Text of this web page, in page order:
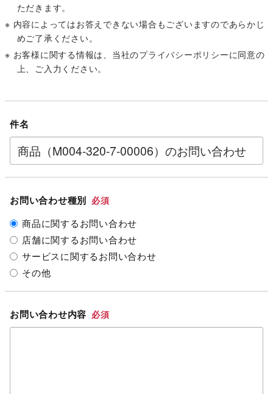
ただきます。
※ 内容によってはお答えできない場合もございますのであらかじ
めご了承ください。
※ お客様に関する情報は、当社のプライバシーポリシーに同意の
上、ご入力ください。
件名
お問い合わせ種別 必須
商品に関するお問い合わせ
店舗に関するお問い合わせ
サービスに関するお問い合わせ
その他
お問い合わせ内容 必須